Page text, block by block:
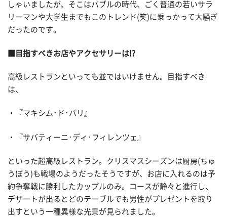
しゃいましたが、そこはバブルの時代、ごく普通の若いサラ
リーマンや大学生までもこのトレンド(笑)に乗っかって大騒ぎ
だったのです。
■目指すべきお店やアクセサリーは!?
高級レストランといっても並ではいけません。目指すべき
は、
・『マキシム･ド･パリ』
・『サバティーニ･ディ･フィレンツェ』
といった超高級レストラン。クリスマスシーズンは厨房(ちゅ
うぼう)も戦場のようだったそうですが、お店に入れるのは予
約争奪戦に勝利したカップルのみ。コースが静々と進行し、
デザートが出るとどのテーブルでも男性がプレゼントを取り
出すという一種異様な光景が見られました。